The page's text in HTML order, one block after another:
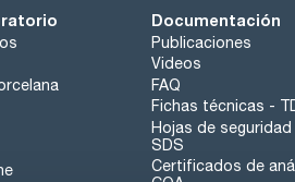
Documentación
Publicaciones
Videos
FAQ
Fichas técnicas -
Hojas de seguridad
SDS
Certificados de